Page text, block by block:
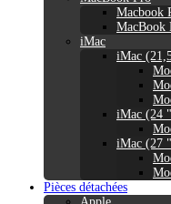
Macbook
MacBook
iMac
iMac
iMac (24
iMac (27
Pièces détachées